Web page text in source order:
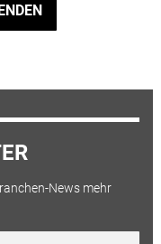
News mehr